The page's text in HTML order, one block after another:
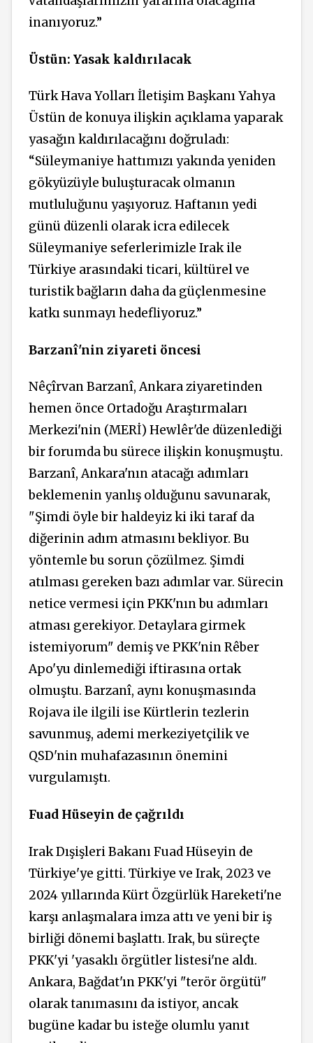
inanıyoruz.”
Üstün: Yasak kaldırılacak
Türk Hava Yolları İletişim Başkanı Yahya
Üstün de konuya ilişkin açıklama yaparak
yasağın kaldırılacağını doğruladı:
“Süleymaniye hattımızı yakında yeniden
gökyüzüyle buluşturacak olmanın
mutluluğunu yaşıyoruz. Haftanın yedi
günü düzenli olarak icra edilecek
Süleymaniye seferlerimizle Irak ile
Türkiye arasındaki ticari, kültürel ve
turistik bağların daha da güçlenmesine
katkı sunmayı hedefliyoruz.”
Barzanî'nin ziyareti öncesi
Nêçîrvan Barzanî, Ankara ziyaretinden
hemen önce Ortadoğu Araştırmaları
Merkezi'nin (MERİ) Hewlêr'de düzenlediği
bir forumda bu sürece ilişkin konuşmuştu.
Barzanî, Ankara'nın atacağı adımları
beklemenin yanlış olduğunu savunarak,
"Şimdi öyle bir haldeyiz ki iki taraf da
diğerinin adım atmasını bekliyor. Bu
yöntemle bu sorun çözülmez. Şimdi
atılması gereken bazı adımlar var. Sürecin
netice vermesi için PKK'nın bu adımları
atması gerekiyor. Detaylara girmek
istemiyorum" demiş ve PKK'nin Rêber
Apo'yu dinlemediği iftirasına ortak
olmuştu. Barzanî, aynı konuşmasında
Rojava ile ilgili ise Kürtlerin tezlerin
savunmuş, ademi merkeziyetçilik ve
QSD'nin muhafazasının önemini
vurgulamıştı.
Fuad Hüseyin de çağrıldı
Irak Dışişleri Bakanı Fuad Hüseyin de
Türkiye'ye gitti. Türkiye ve Irak, 2023 ve
2024 yıllarında Kürt Özgürlük Hareketi'ne
karşı anlaşmalara imza attı ve yeni bir iş
birliği dönemi başlattı. Irak, bu süreçte
PKK'yi 'yasaklı örgütler listesi'ne aldı.
Ankara, Bağdat'ın PKK'yi "terör örgütü"
olarak tanımasını da istiyor, ancak
bugüne kadar bu isteğe olumlu yanıt